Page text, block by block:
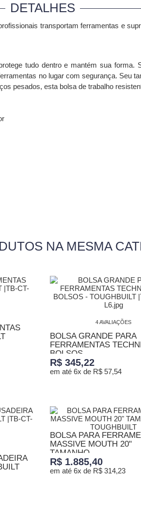
DETALHES
transportam ferramentas e
tudo dentro e mantém sua forma.
no lugar com segurança. Seu
pesados, esta bolsa de trabalho
NA MESMA
4 AVALIAÇÕES
BOLSA GRANDE PARA
FERRAMENTAS
BOLSOS...
R$ 345,22
em até 6x de R$ 57,54
BOLSA PARA
MASSIVE MOUTH 20"
TAMANHO...
R$ 1.885,40
em até 6x de R$ 314,23